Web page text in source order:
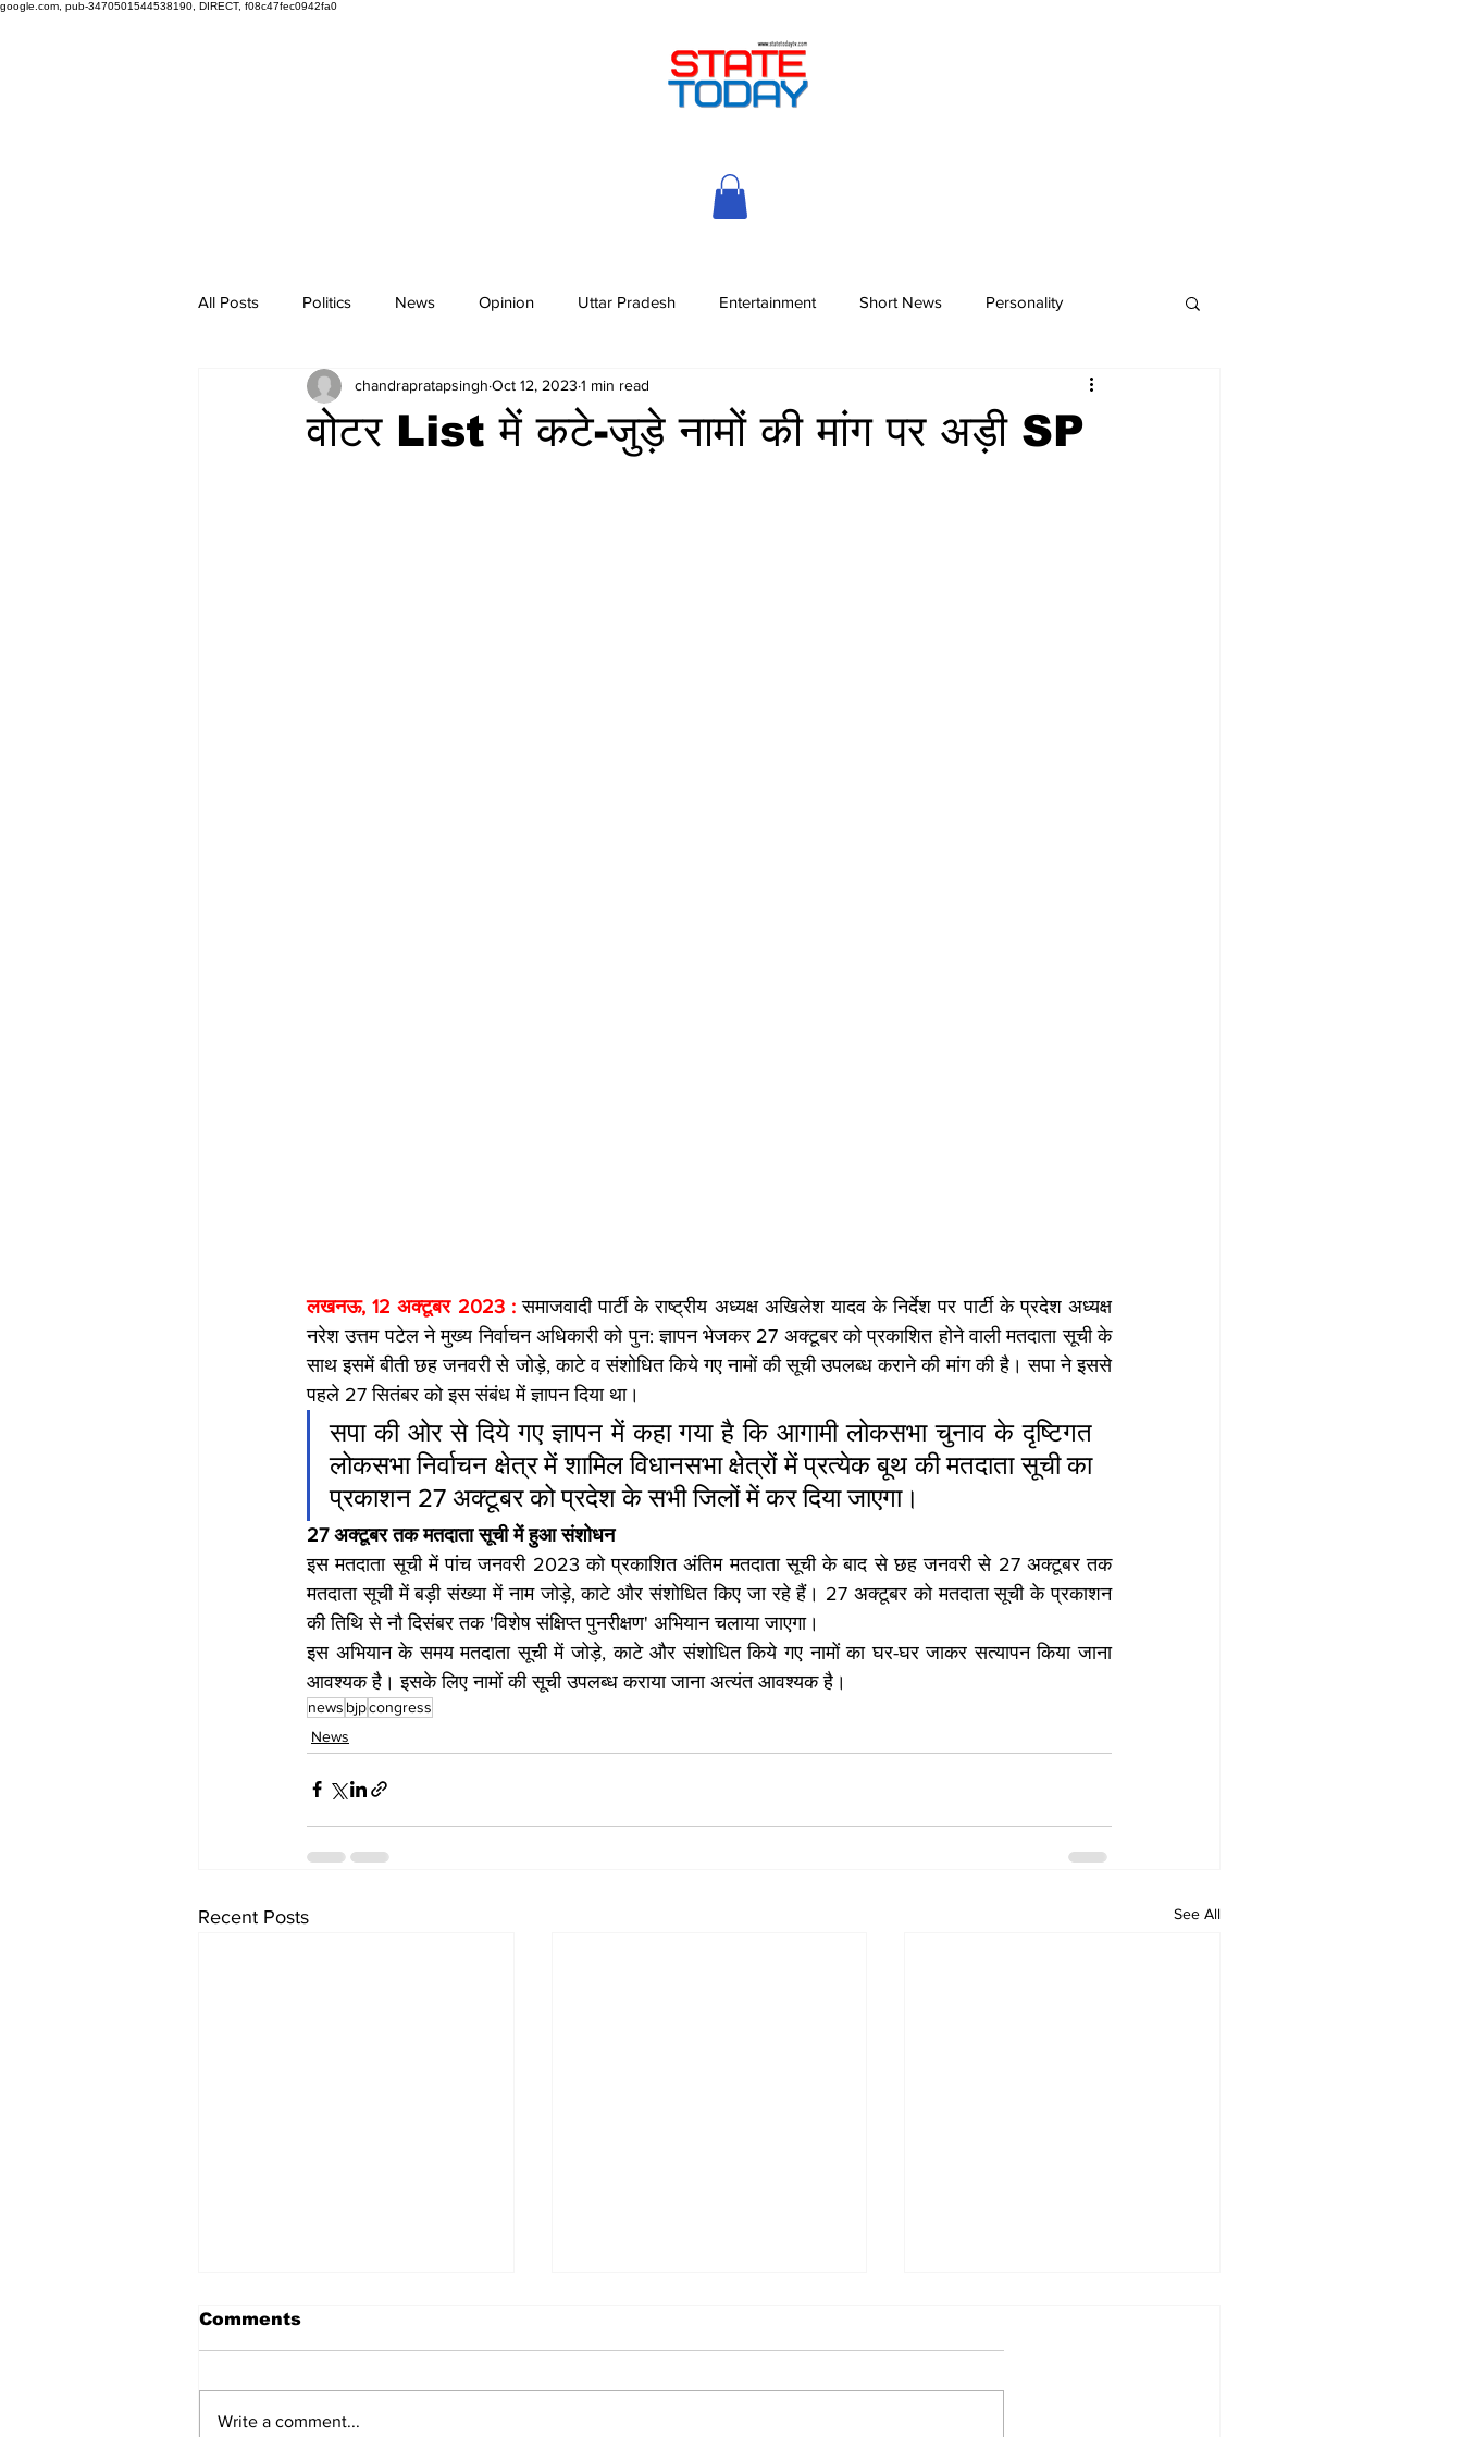
google.com, pub-3470501544538190, DIRECT, f08c47fec0942fa0
All Posts Politics News Opinion Uttar Pradesh Entertainment Short News Personality
वोटर List में कटे-जुड़े नामों की मांग पर अड़ी SP
chandrapratapsingh Oct 12, 2023 1 min read
लखनऊ, 12 अक्टूबर 2023 : समाजवादी पार्टी के राष्ट्रीय अध्यक्ष अखिलेश यादव के निर्देश पर पार्टी के प्रदेश अध्यक्ष
नरेश उत्तम पटेल ने मुख्य निर्वाचन अधिकारी को पुन: ज्ञापन भेजकर 27 अक्टूबर को प्रकाशित होने वाली मतदाता सूची के
साथ इसमें बीती छह जनवरी से जोड़े, काटे व संशोधित किये गए नामों की सूची उपलब्ध कराने की मांग की है। सपा ने इससे
पहले 27 सितंबर को इस संबंध में ज्ञापन दिया था।
सपा की ओर से दिये गए ज्ञापन में कहा गया है कि आगामी लोकसभा चुनाव के दृष्टिगत
लोकसभा निर्वाचन क्षेत्र में शामिल विधानसभा क्षेत्रों में प्रत्येक बूथ की मतदाता सूची का
प्रकाशन 27 अक्टूबर को प्रदेश के सभी जिलों में कर दिया जाएगा।
27 अक्टूबर तक मतदाता सूची में हुआ संशोधन
इस मतदाता सूची में पांच जनवरी 2023 को प्रकाशित अंतिम मतदाता सूची के बाद से छह जनवरी से 27 अक्टूबर तक
मतदाता सूची में बड़ी संख्या में नाम जोड़े, काटे और संशोधित किए जा रहे हैं। 27 अक्टूबर को मतदाता सूची के प्रकाशन
की तिथि से नौ दिसंबर तक 'विशेष संक्षिप्त पुनरीक्षण' अभियान चलाया जाएगा।
इस अभियान के समय मतदाता सूची में जोड़े, काटे और संशोधित किये गए नामों का घर-घर जाकर सत्यापन किया जाना
आवश्यक है। इसके लिए नामों की सूची उपलब्ध कराया जाना अत्यंत आवश्यक है।
news bjpcongress
News
Recent Posts See All
Comments
Write a comment...